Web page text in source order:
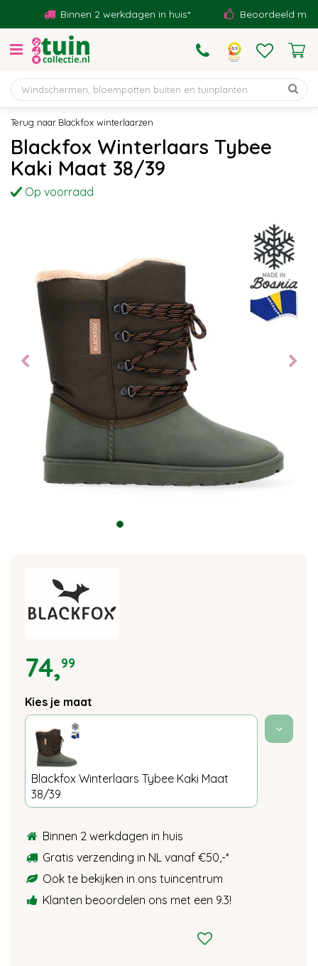
Blackfox winterlaarzen
Binnen 2 werkdagen in huis* Beoordeeld met een
Blackfox Winterlaars Tybee
Kaki Maat 38/39
Op voorraad
74,99
Kies je maat
Blackfox Winterlaars Tybee Kaki Maat
38/39
Binnen 2 werkdagen in huis
Gratis verzending in NL vanaf €50,-*
Ook te bekijken in ons tuincentrum
Klanten beoordelen ons met een 9.3!